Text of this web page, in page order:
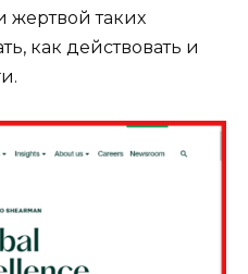
жертвой таких
как действовать и